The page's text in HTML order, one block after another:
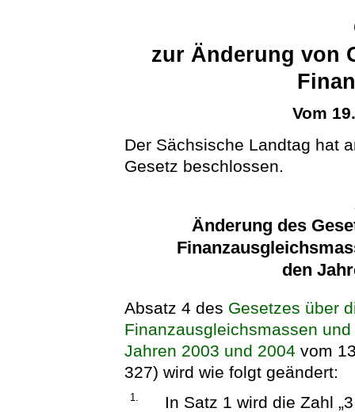
zur Änderung von
Vom
Der Sächsische Landtag hat
Gesetz beschlossen.
Änderung des
den
Absatz 4 des Gesetzes über
Finanzausgleichsmassen
Jahren 2003 und 2004 vom
327) wird wie folgt geändert:
1.
In Satz 1 wird die Zahl